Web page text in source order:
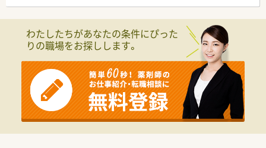
■沖縄県内でグループ含め4店舗の調剤薬局を展開しており、店
舗間の強力なヘルプ体制が整っています。
■社員への還元を非常に大切にしており、ご評価次第ではエリア
■最新のシステム導入を積極的に進め、沖縄で一番進んでいる薬
局を目指す高いビジョンを持っています。
【勤務実態について】
■残業はほとんど発生しない状況ですが、万が一超過した場合は
1分単位で残業代が支給されます。
■有給休暇は非常に取得しやすい環境で、年2日のアニバーサリ
わたしたちがあなたの条件にぴった
りの職場をお探しします。